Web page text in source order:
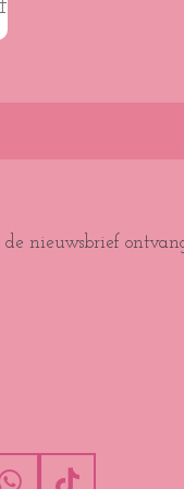
nieuwsbrief